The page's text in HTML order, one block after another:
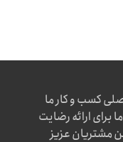
کسب و کار ما
ارائه رضایت
مشتریان عزیز